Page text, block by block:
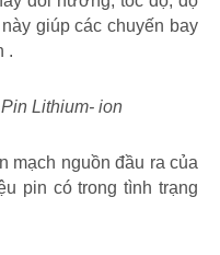
giúp các chuyến bay
.
Lithium- ion
mạch nguồn đầu ra của
pin có trong tình trạng